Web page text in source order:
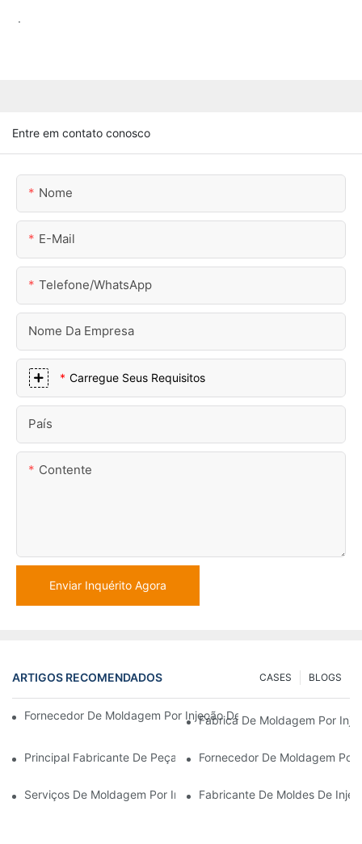
.
Entre em contato conosco
Nome
E-Mail
Telefone/WhatsApp
Nome Da Empresa
Carregue Seus Requisitos
País
Contente
Enviar Inquérito Agora
ARTIGOS RECOMENDADOS BLOGS
CASES
Fornecedor De Moldagem Por Injeção De Plástico Com Ampla
Fábrica De Moldagem Por
Principal Fabricante De Peças Plásticas Para Os Setores
Fornecedor De Moldagem
Serviços De Moldagem Por Injeção De Plástico Para Indústrias
Fabricante De Moldes De